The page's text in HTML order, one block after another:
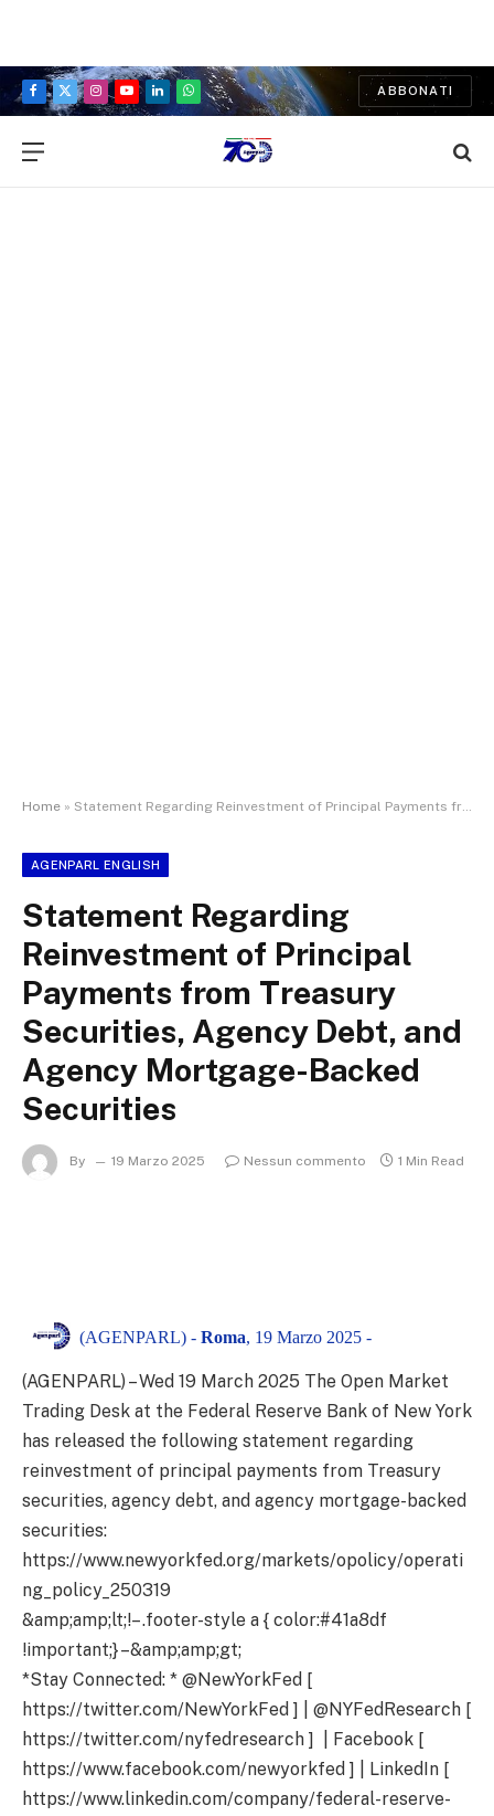
Facebook
X
Instagram
YouTubeLinkedInWhatsApp
ABBONATI
Home » Statement Regarding Reinvestment of Principal Payments from Treasury Securities, Agency Debt, and Agency Mortgage-Backed Securities
AGENPARL ENGLISH
Statement Regarding
Reinvestment of Principal
Payments from Treasury
Securities, Agency Debt, and
Agency Mortgage-Backed
Securities
By 19 Marzo 2025 Nessun commento 1 Min Read
(AGENPARL) - Roma, 19 Marzo 2025 -
(AGENPARL) – Wed 19 March 2025 The Open Market
Trading Desk at the Federal Reserve Bank of New York
has released the following statement regarding
reinvestment of principal payments from Treasury
securities, agency debt, and agency mortgage-backed
securities:
https://www.newyorkfed.org/markets/opolicy/operati
ng_policy_250319
&amp;amp;lt;!– .footer-style a { color:#41a8df
!important;} –&amp;amp;gt;
*Stay Connected: * @NewYorkFed [
https://twitter.com/NewYorkFed ] | @NYFedResearch [
https://twitter.com/nyfedresearch ] | Facebook [
https://www.facebook.com/newyorkfed ] | LinkedIn [
https://www.linkedin.com/company/federal-reserve-